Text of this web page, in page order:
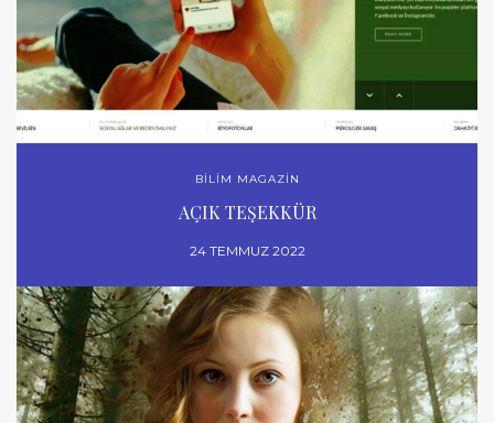
BİLİM MAGAZİN
AÇIK TEŞEKKÜR
24 TEMMUZ 2022